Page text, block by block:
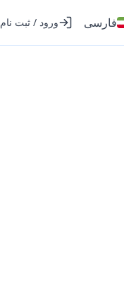
فارسی ورود / ثبت نام